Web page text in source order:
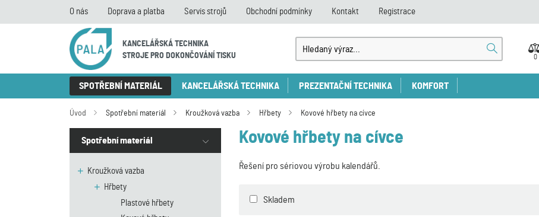
O nás Doprava a platba Servis strojů Obchodní podmínky Kontakt Registrace
KANCELÁŘSKÁ TECHNIKA
STROJE PRO DOKONČOVÁNÍ TISKU
0
SPOTŘEBNÍ MATERIÁL KANCELÁŘSKÁ TECHNIKA PREZENTAČNÍ TECHNIKA KOMFORT
Úvod Spotřební materiál Kroužková vazba Hřbety Kovové hřbety na cívce
Spotřební materiál
Kroužková vazba
Hřbety
Plastové hřbety
Kovové hřbety na cívce
Řešení pro sériovou výrobu kalendářů.
Skladem